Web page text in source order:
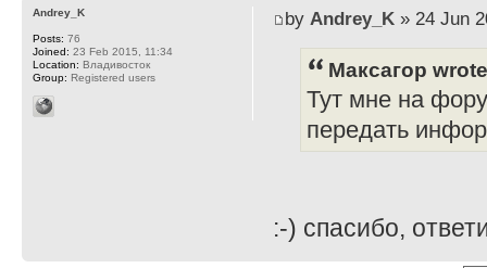
by Andrey_K» 24 Jun
Максагор
Тут мне на
передать
:-) спасибо,
Andrey_K
Posts: 76
Joined: 23 Feb 2015, 11:34
Location: Владивосток
Group: Registered users